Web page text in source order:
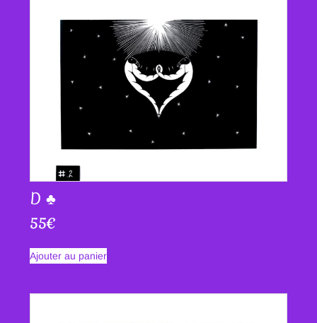
D ♣
55€
Ajouter au panier